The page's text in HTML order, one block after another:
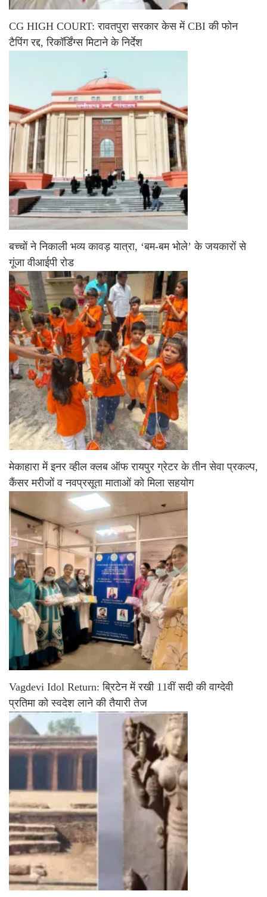
CG HIGH COURT: रावतपुरा सरकार केस में CBI की फोन
टैपिंग रद्द, रिकॉर्डिंग्स मिटाने के निर्देश
बच्चों ने निकाली भव्य कावड़ यात्रा, ‘बम-बम भोले’ के जयकारों से
गूंजा वीआईपी रोड
मेकाहारा में इनर व्हील क्लब ऑफ रायपुर ग्रेटर के तीन सेवा प्रकल्प,
कैंसर मरीजों व नवप्रसूता माताओं को मिला सहयोग
Vagdevi Idol Return: ब्रिटेन में रखी 11वीं सदी की वाग्देवी
प्रतिमा को स्वदेश लाने की तैयारी तेज